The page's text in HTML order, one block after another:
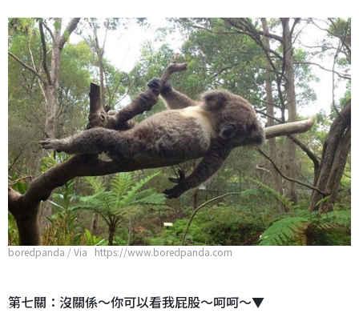
boredpanda / Via https://www.boredpanda.com
第七關：沒關係～你可以看我屁股～呵呵～▼